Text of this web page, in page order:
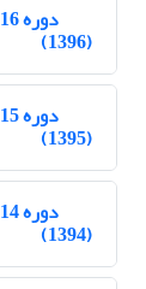
دوره 16
(1396)
دوره 15
(1395)
دوره 14
(1394)